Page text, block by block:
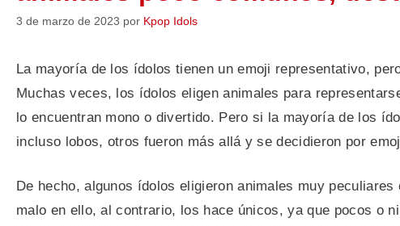
3 de marzo de 2023 por Kpop Idols
La mayoría de los ídolos tienen un emoji representativo,
Muchas veces, los ídolos eligen animales para
lo encuentran mono o divertido. Pero si la mayoría de los
incluso lobos, otros fueron más allá y se decidieron por
De hecho, algunos ídolos eligieron animales muy
malo en ello, al contrario, los hace únicos, ya que pocos o